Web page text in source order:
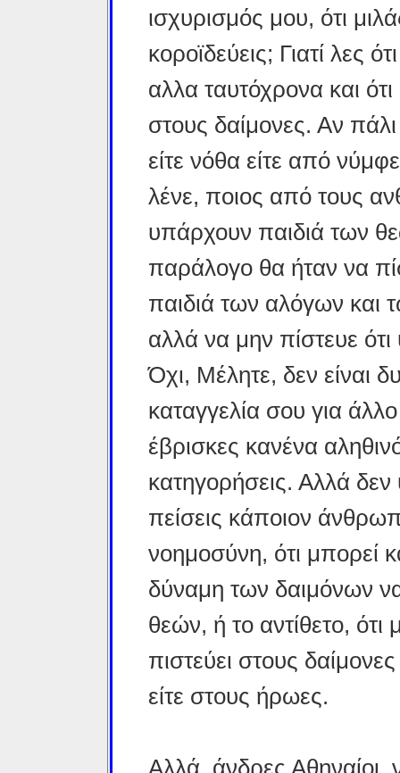
ισχυρισμός μου, ότι
κοροϊδεύεις; Γιατί λες
αλλα ταυτόχρονα και
στους δαίμονες. Αν πάλι
είτε νόθα είτε από
λένε, ποιος από τους
υπάρχουν παιδιά των
παράλογο θα ήταν να
παιδιά των αλόγων και
αλλά να μην πίστευε
Όχι, Μέλητε, δεν είναι
καταγγελία σου για
έβρισκες κανένα
κατηγορήσεις. Αλλά
πείσεις κάποιον
νοημοσύνη, ότι μπορεί
δύναμη των δαιμόνων
θεών, ή το αντίθετο,
πιστεύει στους
είτε στους ήρωες.
Αλλά, άνδρες Αθηναίοι,